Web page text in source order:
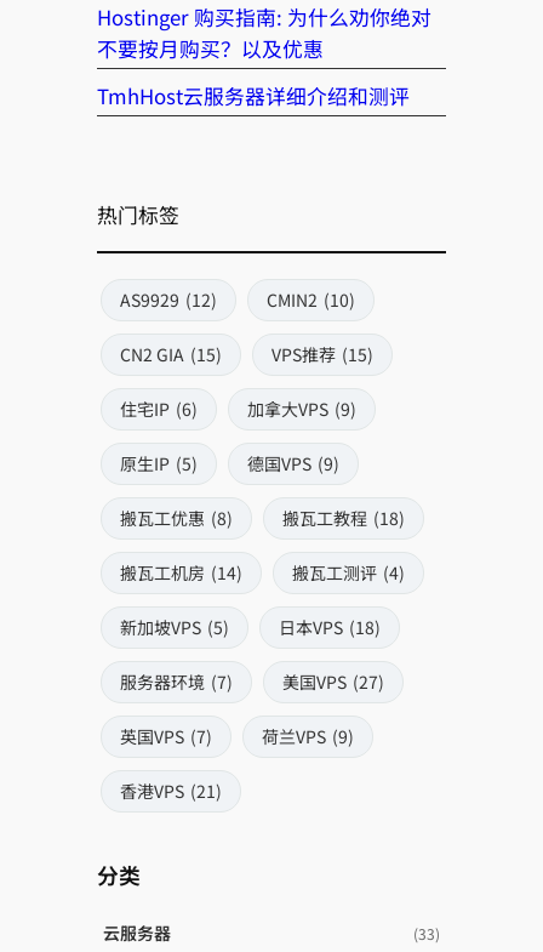
Hostinger 购买指南: 为什么劝你绝对
不要按月购买？以及优惠
TmhHost云服务器详细介绍和测评
热门标签
AS9929 (12) CMIN2 (10)
CN2 GIA (15) VPS推荐 (15)
住宅IP (6) 加拿大VPS (9)
原生IP (5) 德国VPS (9)
搬瓦工优惠 (8) 搬瓦工教程 (18)
搬瓦工机房 (14) 搬瓦工测评 (4)
新加坡VPS (5) 日本VPS (18)
服务器环境 (7) 美国VPS (27)
英国VPS (7) 荷兰VPS (9)
香港VPS (21)
分类
云服务器 (33)